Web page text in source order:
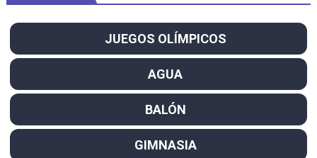
JUEGOS OLÍMPICOS
AGUA
BALÓN
GIMNASIA